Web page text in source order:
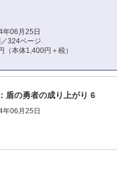
年06月25日
324ページ
（本体1,400円＋税）
盾の勇者の成り上がり 6
年06月25日